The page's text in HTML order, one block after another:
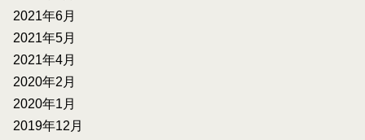
2021年6月
2021年5月
2021年4月
2020年2月
2020年1月
2019年12月